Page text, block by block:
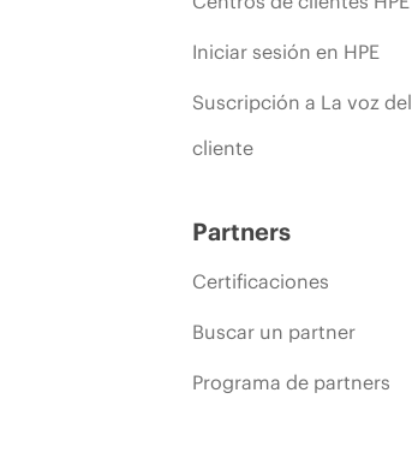
Iniciar sesión en HPE
Suscripción a La voz del
cliente
Partners
Certificaciones
Buscar un partner
Programa de partners